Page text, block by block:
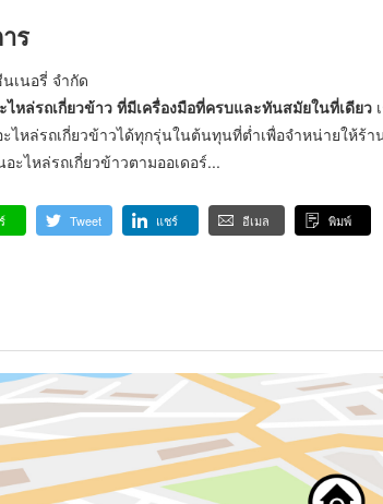
ร
เนอรี่ จำกัด
หล่รถเกี่ยวข้าว ที่มีเครื่องมือที่ครบและทันสมัยในที่เดียว
ะไหล่รถเกี่ยวข้าวได้ทุกรุ่นในต้นทุนที่ต่ำเพื่อจำหน่ายให้ร้
ะไหล่รถเกี่ยวข้าวตามออเดอร์...
Tweet แชร์ อีเมล พิมพ์